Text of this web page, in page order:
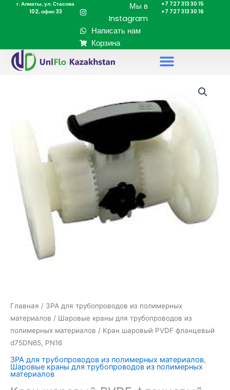
Перейтиг. Алматы, ул. Стасова
102, офис 33
Мы в
Instagram
Написать нам
Корзина
+7 727 313 30 15
+7 727 313 30 16
Главная / ЗРА для трубопроводов из полимерных
материалов / Шаровые краны для трубопроводов из
полимерных материалов / Кран шаровый PVDF фланцевый
d75DN65, PN16
ЗРА для трубопроводов из полимерных материалов,
Шаровые краны для трубопроводов из полимерных
материалов